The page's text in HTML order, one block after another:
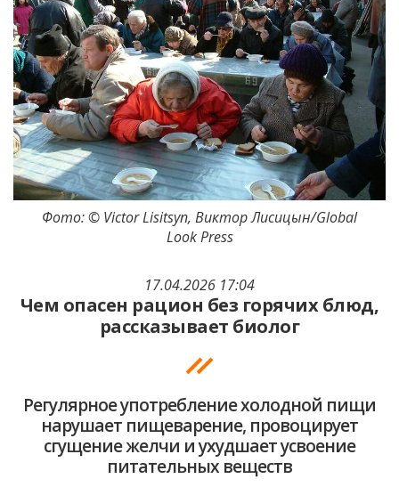
17.04.2026 17:04
Чем опасен рацион без горячих блюд,
рассказывает биолог
Регулярное употребление холодной пищи
нарушает пищеварение, провоцирует
сгущение желчи и ухудшает усвоение
питательных веществ
Фото: © Victor Lisitsyn, Виктор Лисицын/Global
Look Press